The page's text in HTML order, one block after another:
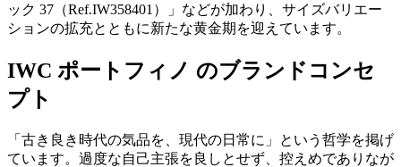
ック 37（Ref.IW358401）」などが加わり、サイズバリエー
ションの拡充とともに新たな黄金期を迎えています。
IWC ポートフィノ のブランドコンセ
プト
「古き良き時代の気品を、現代の日常に」という哲学を掲げ
ています。過度な自己主張を良しとせず、控えめでありなが